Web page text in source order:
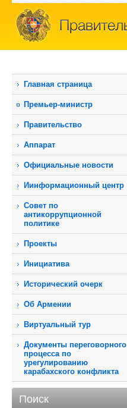
Главная страница
Премьер-министр
Правительство
Аппарат
Официальные новости
Иинформационный центр
Совет по
антикоррупционной
политике
Проекты
Инициатива
Исторический очерк
Об Армении
Виртуальный тур
Документы переговорного
процесса по
урегулированию
карабахского конфликта
Поиск